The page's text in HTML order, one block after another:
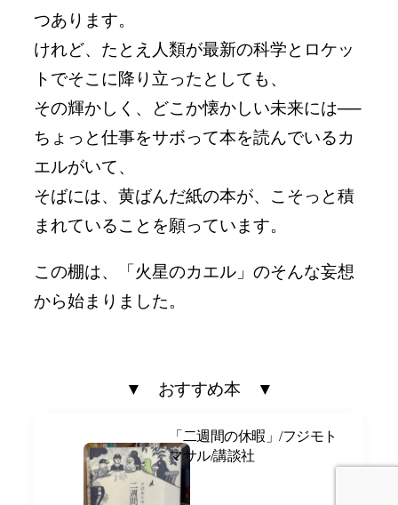
つあります。
けれど、たとえ人類が最新の科学とロケッ
トでそこに降り立ったとしても、
その輝かしく、どこか懐かしい未来には──
ちょっと仕事をサボって本を読んでいるカ
エルがいて、
そばには、黄ばんだ紙の本が、こそっと積
まれていることを願っています。
この棚は、「火星のカエル」のそんな妄想
から始まりました。
▼ おすすめ本 ▼
「二週間の休暇」/フジモト
マサル/講談社